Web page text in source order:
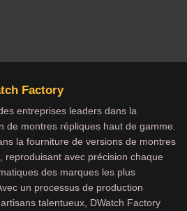
Factory
entreprises leaders dans la
de montres répliques haut de gamme.
la fourniture de versions de montres
reproduisant avec précision chaque
des marques les plus
un processus de production
talentueux, DWatch Factory